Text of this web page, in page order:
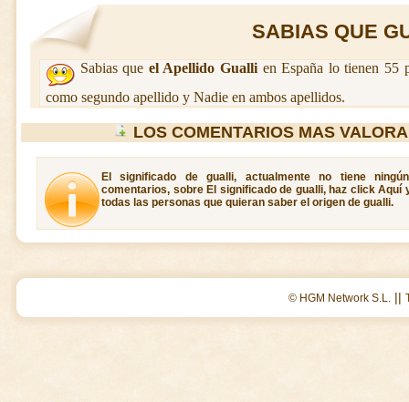
SABIAS QUE
Sabias que el Apellido Gualli en España lo tienen 55
como segundo apellido y Nadie en ambos apellidos.
LOS COMENTARIOS MAS
El significado de gualli, actualmente no tiene
comentarios, sobre El significado de gualli, haz click
todas las personas que quieran saber el origen de gualli.
© HGM Network S.L. ||